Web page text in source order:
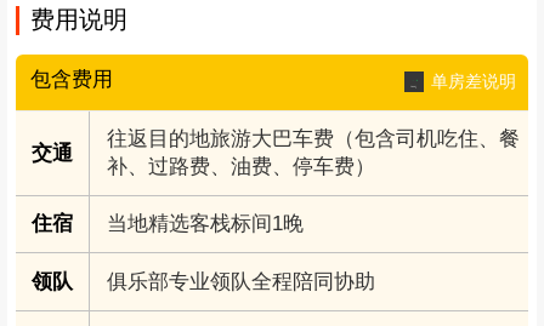
费用说明
包含费用 单房差说明
交通
往返目的地旅游大巴车费（包含司机吃住、餐
补、过路费、油费、停车费）
住宿 当地精选客栈标间1晚
领队 俱乐部专业领队全程陪同协助